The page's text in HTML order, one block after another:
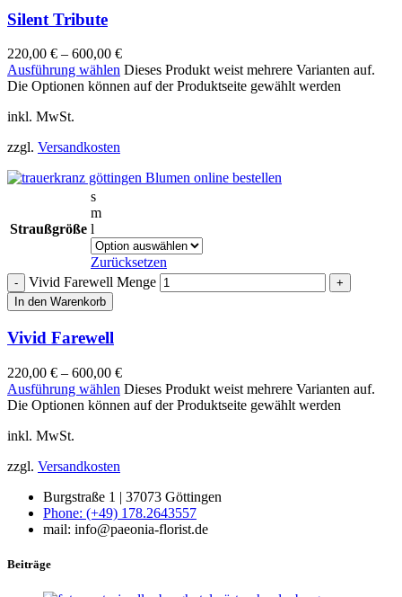
Silent Tribute
220,00 € – 600,00 €
Ausführung wählen Dieses Produkt weist mehrere Varianten auf.
Die Optionen können auf der Produktseite gewählt werden
inkl. MwSt.
zzgl. Versandkosten
Straußgröße
s
m
l
Zurücksetzen
Vivid Farewell Menge
In den Warenkorb
Vivid Farewell
220,00 € – 600,00 €
Ausführung wählen Dieses Produkt weist mehrere Varianten auf.
Die Optionen können auf der Produktseite gewählt werden
inkl. MwSt.
zzgl. Versandkosten
Burgstraße 1 | 37073 Göttingen
Phone: (+49) 178.2643557
mail: info@paeonia-florist.de
Beiträge